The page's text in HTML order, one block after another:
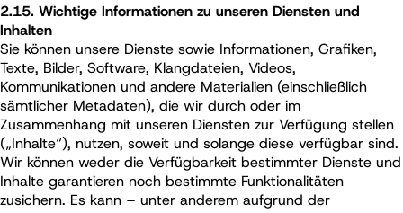
2.15. Wichtige Informationen zu unseren Diensten und
Inhalten
Sie können unsere Dienste sowie Informationen, Grafiken,
Texte, Bilder, Software, Klangdateien, Videos,
Kommunikationen und andere Materialien (einschließlich
sämtlicher Metadaten), die wir durch oder im
Zusammenhang mit unseren Diensten zur Verfügung stellen
(„Inhalte“), nutzen, soweit und solange diese verfügbar sind.
Wir können weder die Verfügbarkeit bestimmter Dienste und
Inhalte garantieren noch bestimmte Funktionalitäten
zusichern. Es kann – unter anderem aufgrund der